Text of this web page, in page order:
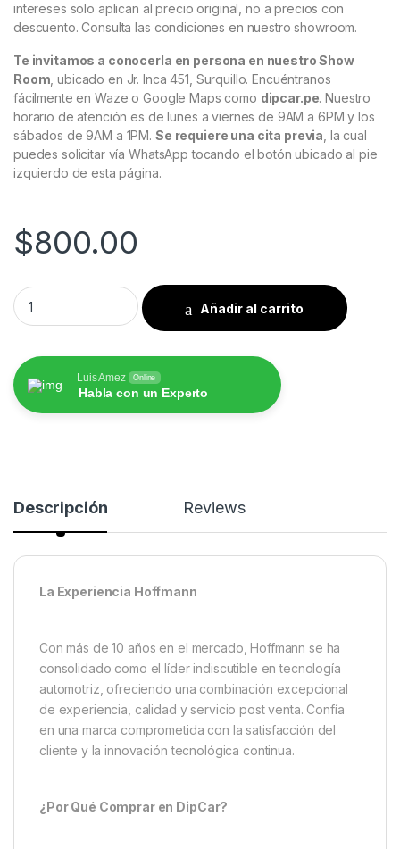
intereses solo aplican al precio original, no a precios con
descuento. Consulta las condiciones en nuestro showroom.
Te invitamos a conocerla en persona en nuestro Show
Room , ubicado en Jr. Inca 451, Surquillo. Encuéntranos
fácilmente en Waze o Google Maps como dipcar.pe. Nuestro
horario de atención es de lunes a viernes de 9AM a 6PM y los
sábados de 9AM a 1PM. Se requiere una cita previa , la cual
puedes solicitar vía WhatsApp tocando el botón ubicado al pie
izquierdo de esta página.
$800.00
Kia Cerato 2019 al 2022 Pantalla Hoffmann Infinity Gold
Añadir al carrito
Luis Amez Online
Habla con un Experto
Descripción Reviews
La Experiencia Hoffmann
Con más de 10 años en el mercado, Hoffmann se ha
consolidado como el líder indiscutible en tecnología
automotriz, ofreciendo una combinación excepcional
de experiencia, calidad y servicio post venta. Confía
en una marca comprometida con la satisfacción del
cliente y la innovación tecnológica continua.
¿Por Qué Comprar en DipCar?